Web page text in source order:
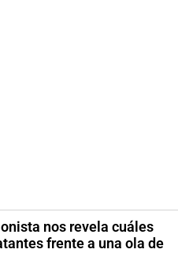
nos revela cuáles
frente a una ola de